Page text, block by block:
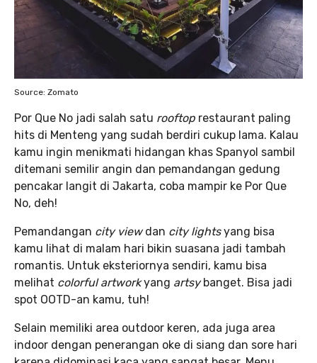
Source: Zomato
Por Que No jadi salah satu rooftop restaurant paling
hits di Menteng yang sudah berdiri cukup lama. Kalau
kamu ingin menikmati hidangan khas Spanyol sambil
ditemani semilir angin dan pemandangan gedung
pencakar langit di Jakarta, coba mampir ke Por Que
No, deh!
Pemandangan city view dan city lightsyang bisa
kamu lihat di malam hari bikin suasana jadi tambah
romantis. Untuk eksteriornya sendiri, kamu bisa
melihat colorful artworkyang artsybanget. Bisa jadi
spot OOTD-an kamu, tuh!
Selain memiliki area outdoor keren, ada juga area
indoor dengan penerangan oke di siang dan sore hari